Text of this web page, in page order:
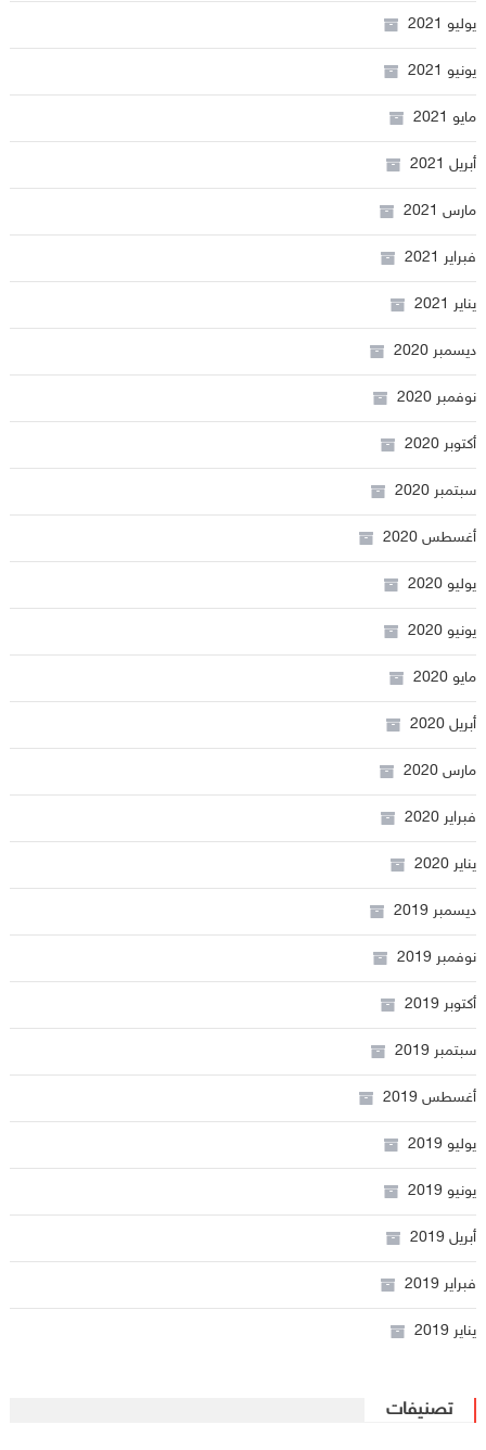
يوليو 2021
يونيو 2021
مايو 2021
أبريل 2021
مارس 2021
فبراير 2021
يناير 2021
ديسمبر 2020
نوفمبر 2020
أكتوبر 2020
سبتمبر 2020
أغسطس 2020
يوليو 2020
يونيو 2020
مايو 2020
أبريل 2020
مارس 2020
فبراير 2020
يناير 2020
ديسمبر 2019
نوفمبر 2019
أكتوبر 2019
سبتمبر 2019
أغسطس 2019
يوليو 2019
يونيو 2019
أبريل 2019
فبراير 2019
يناير 2019
تصنيفات